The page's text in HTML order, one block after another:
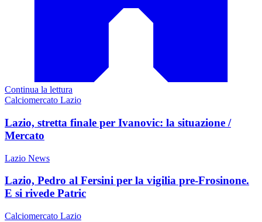
Continua la lettura
Calciomercato Lazio
Lazio, stretta finale per Ivanovic: la situazione /
Mercato
Lazio News
Lazio, Pedro al Fersini per la vigilia pre-Frosinone.
E si rivede Patric
Calciomercato Lazio